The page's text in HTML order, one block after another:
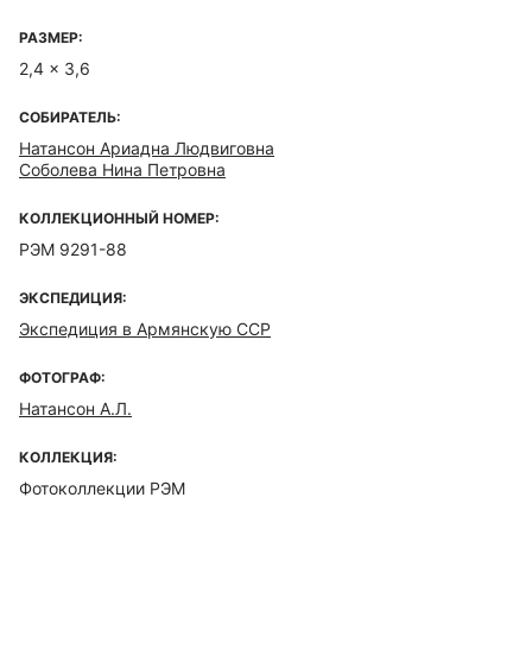
РАЗМЕР:
2,4 x 3,6
СОБИРАТЕЛЬ:
Натансон Ариадна Людвиговна
Соболева Нина Петровна
КОЛЛЕКЦИОННЫЙ НОМЕР:
РЭМ 9291-88
ЭКСПЕДИЦИЯ:
Экспедиция в Армянскую ССР
ФОТОГРАФ:
Натансон А.Л.
КОЛЛЕКЦИЯ:
Фотоколлекции РЭМ